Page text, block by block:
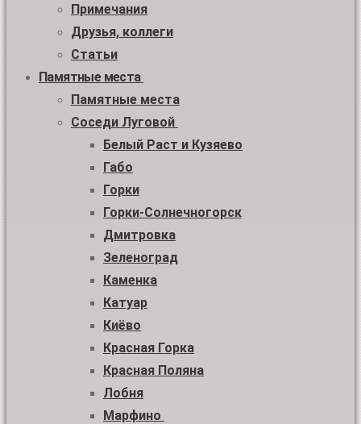
Примечания
Друзья, коллеги
Статьи
Памятные места
Памятные места
Соседи Луговой
Белый Раст и Кузяево
Габо
Горки
Горки-Солнечногорск
Дмитровка
Зеленоград
Каменка
Катуар
Киёво
Красная Горка
Красная Поляна
Лобня
Марфино